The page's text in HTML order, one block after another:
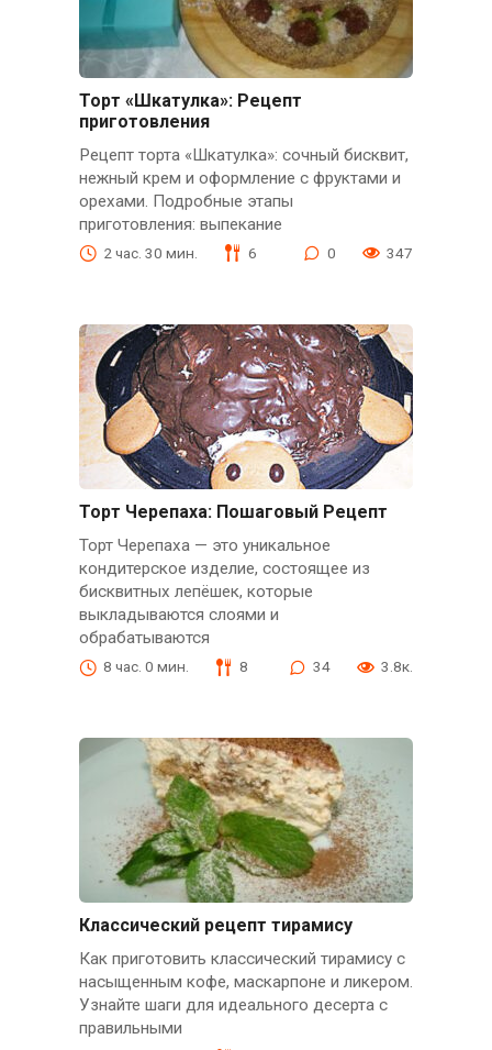
Торт «Шкатулка»: Рецепт
приготовления
Рецепт торта «Шкатулка»: сочный бисквит,
нежный крем и оформление с фруктами и
орехами. Подробные этапы
приготовления: выпекание
2 час. 30 мин. 6 0 347
Торт Черепаха: Пошаговый Рецепт
Торт Черепаха — это уникальное
кондитерское изделие, состоящее из
бисквитных лепёшек, которые
выкладываются слоями и
обрабатываются
8 час. 0 мин. 8 34 3.8к.
Классический рецепт тирамису
Как приготовить классический тирамису с
насыщенным кофе, маскарпоне и ликером.
Узнайте шаги для идеального десерта с
правильными